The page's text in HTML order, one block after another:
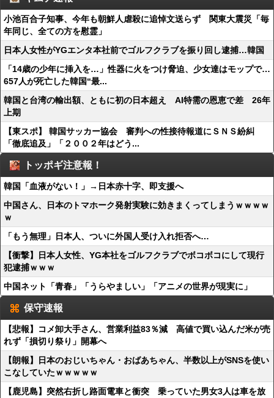
小池百合子知事、今年も朝鮮人虐殺に追悼文送らず 関東大震災「毎
年同じ、全ての方を慰霊」
日本人女性がYGエンタ本社前でゴルフクラブを振り回し逮捕…韓国
「14歳の少年に挿入を…」性器に火をつけ脅迫、少女達はモップで…
657人が死亡した韓国“最...
韓国と台湾の輸出額、ともに初の日本超え AI特需の恩恵で差 26年
上期
【東スポ】 韓国サッカー協会 審判への性接待報道にＳＮＳ紛糾
「徹底追及」「２００２年はどう...
トッポギ注意報！
韓国「血液がない！」→日本赤十字、即支援へ
中国さん、日本のトマホーク発射実験に効きまくってしまうｗｗｗｗ
ｗ
「もう無理」日本人、ついに外国人受け入れ拒否へ…
【衝撃】日本人女性、YG本社をゴルフクラブでボコボコにして現行
犯逮捕ｗｗｗ
中国ネット「青春」「うらやましい」「アニメの世界が現実に」
保守速報
【悲報】コメ卸大手さん、営業利益83％減 高値で買い込んだ米が売
れず「損切り祭り」開幕へ
【朗報】日本のおじいちゃん・おばあちゃん、半数以上がSNSを使い
こなしていたｗｗｗｗｗ
【鹿児島】突然右折し路面電車と衝突 乗っていた男女3人は車を放